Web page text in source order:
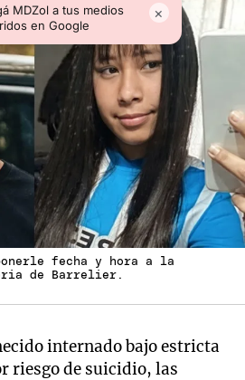
MDZol a tus medios
en Google
×
fecha y hora a la
de Barrelier.
internado bajo estricta
riesgo de suicidio, las